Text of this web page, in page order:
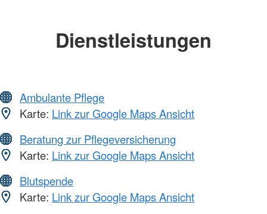
Dienstleistungen
Ambulante Pflege
Karte: Link zur Google Maps Ansicht
Beratung zur Pflegeversicherung
Karte: Link zur Google Maps Ansicht
Blutspende
Karte: Link zur Google Maps Ansicht